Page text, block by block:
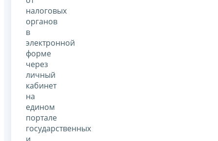
налоговых
органов
в
электронной
форме
через
личный
кабинет
на
едином
портале
государственных
и